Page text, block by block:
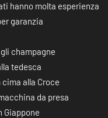
hanno molta esperienza
garanzia
champagne
tedesca
alla Croce
da presa
Giappone